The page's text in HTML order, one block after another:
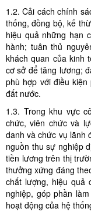
1.2. Cải cách chính
thống, đồng bộ, kế
hiệu quả những hạn
hành; tuân thủ
khách quan của kinh
cơ sở để tăng lương;
phù hợp với điều
đất nước.
1.3. Trong khu vực
chức, viên chức và
danh và chức vụ lãnh
nguồn thu sự nghiệp
tiền lương trên thị
thưởng xứng đáng
chất lượng, hiệu quả
nghiệp, góp phần
hoạt động của hệ